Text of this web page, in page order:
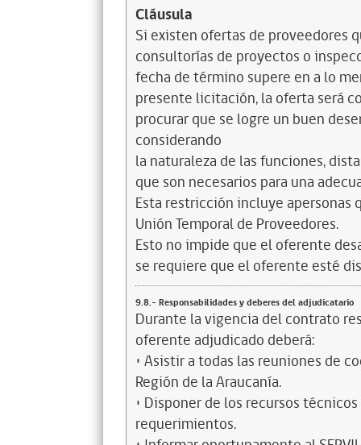
Cláusula
Si existen ofertas de proveedores
consultorías de proyectos o
fecha de término supere en a lo
presente licitación, la oferta será
procurar que se logre un buen
considerando
la naturaleza de las funciones,
que son necesarios para una
Esta restricción incluye apersonas
Unión Temporal de Proveedores.
Esto no impide que el oferente
se requiere que el oferente esté
9.8.- Responsabilidades y deberes del adjudicatario
Durante la vigencia del contrato
oferente adjudicado deberá:
• Asistir a todas las reuniones de
Región de la Araucanía.
• Disponer de los recursos
requerimientos.